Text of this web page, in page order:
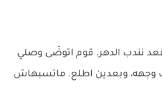
نندب الدهر. قوم اتوضّى وصلي
وجهه، وبعدين اطلع. ماتسبهاش